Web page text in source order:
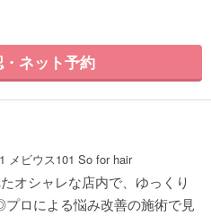
ネット予約
メビウス101 So for hair
オシャレな店内で、ゆっくり
ロによる悩み改善の施術で見